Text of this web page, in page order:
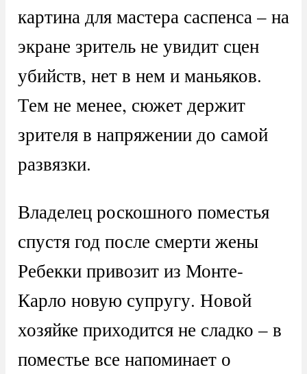
картина для мастера саспенса – на
экране зритель не увидит сцен
убийств, нет в нем и маньяков.
Тем не менее, сюжет держит
зрителя в напряжении до самой
развязки.
Владелец роскошного поместья
спустя год после смерти жены
Ребекки привозит из Монте-
Карло новую супругу. Новой
хозяйке приходится не сладко – в
поместье все напоминает о